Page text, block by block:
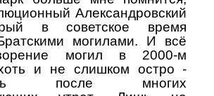
Александровский
в советское время
могилами. И всё
могил в 2000-м
и не слишком остро -
после многих